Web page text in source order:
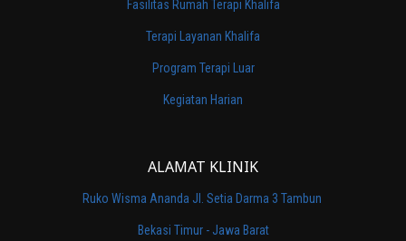
Fasilitas Rumah Terapi Khalifa
Terapi Layanan Khalifa
Program Terapi Luar
Kegiatan Harian
ALAMAT KLINIK
Ruko Wisma Ananda Jl. Setia Darma 3 Tambun
Bekasi Timur - Jawa Barat